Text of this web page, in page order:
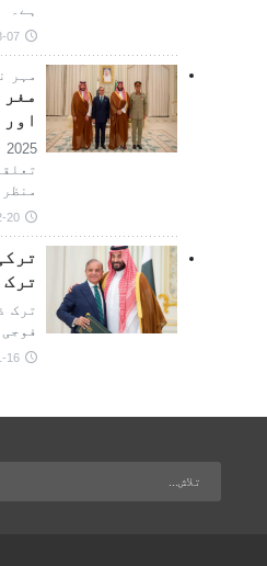
ہے۔
مہر
ترک
ترک